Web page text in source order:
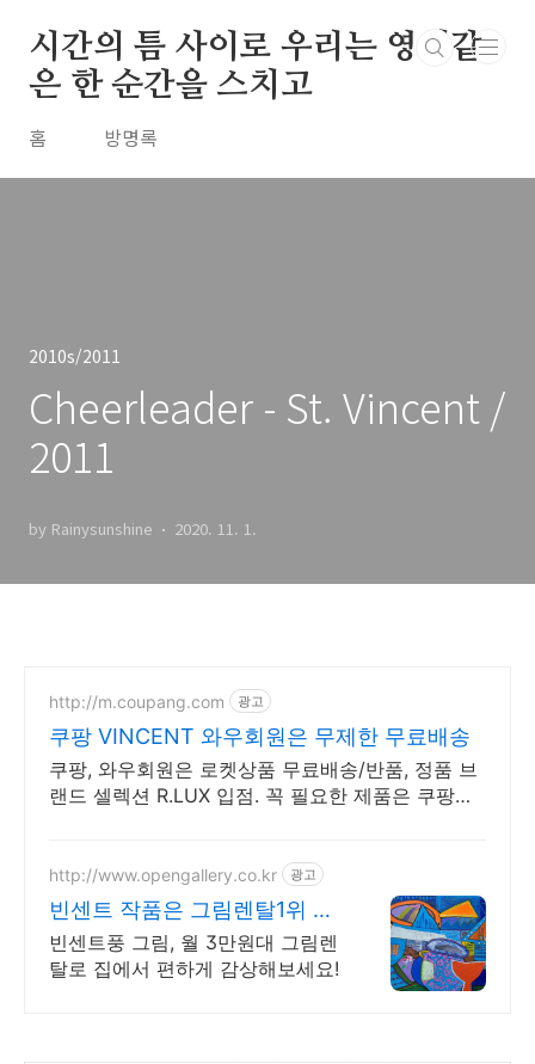
시간의 틈 사이로 우리는 영원같
은 한 순간을 스치고
홈 방명록
2010s/2011
Cheerleader - St. Vincent /
2011
by Rainysunshine 2020. 11. 1.
http://m.coupang.com 광고
쿠팡 VINCENT 와우회원은 무제한 무료배송
쿠팡, 와우회원은 로켓상품 무료배송/반품, 정품 브
랜드 셀렉션 R.LUX 입점. 꼭 필요한 제품은 쿠팡에
http://www.opengallery.co.kr 광고
빈센트 작품은 그림렌탈1위 오
픈갤러리에서!
빈센트풍 그림, 월 3만원대 그림렌
탈로 집에서 편하게 감상해보세요!